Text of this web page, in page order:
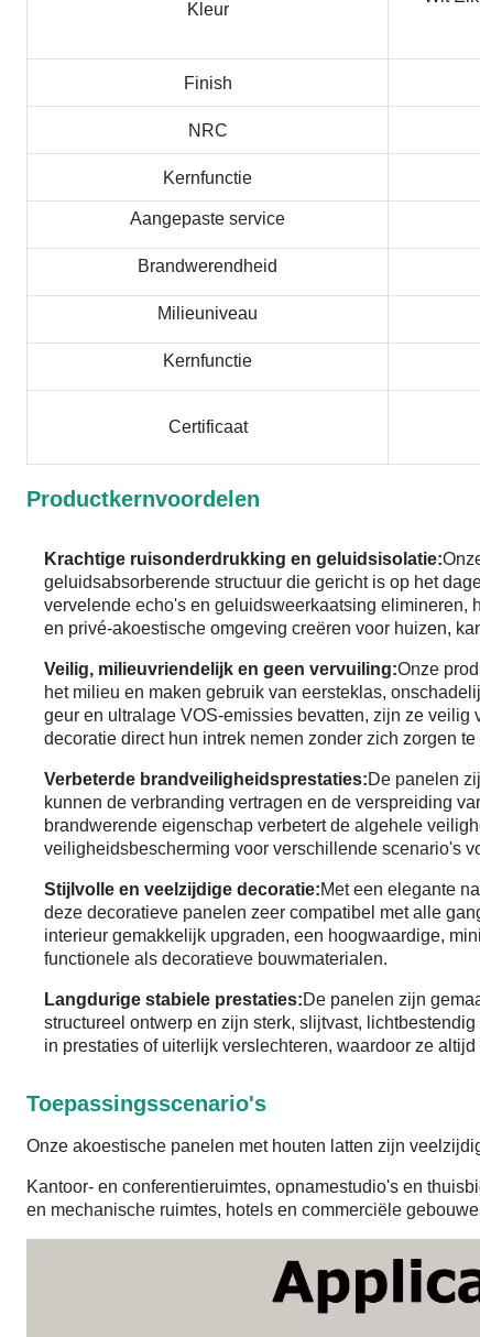
Kleur
Finish
NRC
Kernfunctie
Aangepaste service
Brandwerendheid
Milieuniveau
Kernfunctie
Certificaat
Productkernvoordelen
Krachtige ruisonderdrukking en geluidsisolatie:
geluidsabsorberende structuur die gericht is op het
vervelende echo's en geluidsweerkaatsing elimineren,
en privé-akoestische omgeving creëren voor huizen,
Veilig, milieuvriendelijk en geen vervuiling:Onze
het milieu en maken gebruik van eersteklas,
geur en ultralage VOS-emissies bevatten, zijn ze
decoratie direct hun intrek nemen zonder zich zorgen
Verbeterde brandveiligheidsprestaties:De panelen
kunnen de verbranding vertragen en de verspreiding
brandwerende eigenschap verbetert de algehele
veiligheidsbescherming voor verschillende scenario's
Stijlvolle en veelzijdige decoratie:Met een elegante
deze decoratieve panelen zeer compatibel met alle
interieur gemakkelijk upgraden, een hoogwaardige,
functionele als decoratieve bouwmaterialen.
Langdurige stabiele prestaties:De panelen zijn
structureel ontwerp en zijn sterk, slijtvast,
in prestaties of uiterlijk verslechteren, waardoor ze
Toepassingsscenario's
Onze akoestische panelen met houten latten zijn
Kantoor- en conferentieruimtes, opnamestudio's en
en mechanische ruimtes, hotels en commerciële